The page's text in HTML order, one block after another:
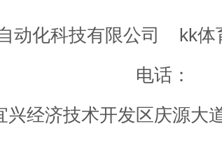
动化科技有限公司 kk体
电话：
兴经济技术开发区庆源大